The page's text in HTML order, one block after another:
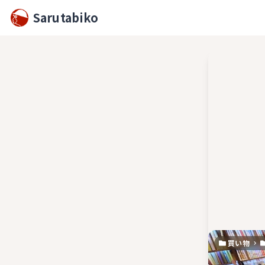
Sarutabiko
買い物